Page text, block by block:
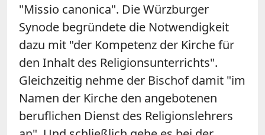
"Missio canonica". Die Würzburger
Synode begründete die Notwendigkeit
dazu mit "der Kompetenz der Kirche für
den Inhalt des Religionsunterrichts".
Gleichzeitig nehme der Bischof damit "im
Namen der Kirche den angebotenen
beruflichen Dienst des Religionslehrers